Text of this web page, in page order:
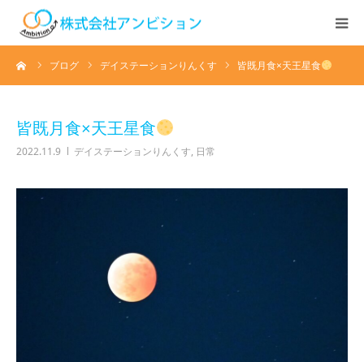
ブログ デイステーションりんくす 皆既月食×天王星食
皆既月食×天王星食
2022.11.9 デイステーションりんくす, 日常
ホーム
サービス紹介
居宅介護・訪問介護
快護ラボ知技心